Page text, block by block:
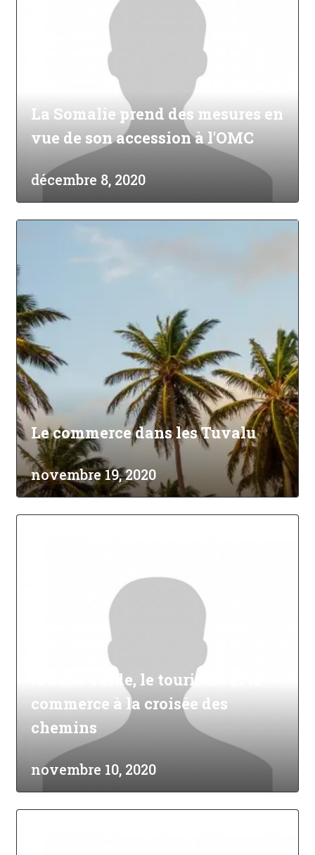
La Somalie prend des mesures en
vue de son accession à l'OMC
décembre 8, 2020
Le commerce dans les Tuvalu
novembre 19, 2020
À Cabo Verde, le tourisme et le
commerce à la croisée des
chemins
novembre 10, 2020